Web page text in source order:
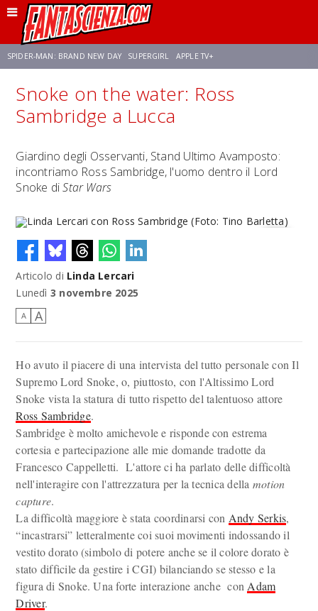
SPIDER-MAN: BRAND NEW DAY SUPERGIRL APPLE TV+
FRANCO RICCIARDIELLO ZENDAYA STAR TREK AVENGERS: DOOMSDAY
Snoke on the water: Ross
Sambridge a Lucca
Giardino degli Osservanti, Stand Ultimo Avamposto:
incontriamo Ross Sambridge, l'uomo dentro il Lord
Snoke diStar Wars
Linda Lercari con Ross Sambridge (Foto: Tino Barletta)
Articolo di Linda Lercari
Lunedì 3 novembre 2025
A A
Ho avuto il piacere di una intervista del tutto personale con Il
Supremo Lord Snoke, o, piuttosto, con l'Altissimo Lord
Snoke vista la statura di tutto rispetto del talentuoso attore
Ross Sambridge.
Sambridge è molto amichevole e risponde con estrema
cortesia e partecipazione alle mie domande tradotte da
Francesco Cappelletti. L'attore ci ha parlato delle difficoltà
nell'interagire con l'attrezzatura per la tecnica della motion
capture.
La difficoltà maggiore è stata coordinarsi con Andy Serkis,
“incastrarsi” letteralmente coi suoi movimenti indossando il
vestito dorato (simbolo di potere anche se il colore dorato è
stato difficile da gestire i CGI) bilanciando se stesso e la
figura di Snoke. Una forte interazione anche con Adam
Driver.